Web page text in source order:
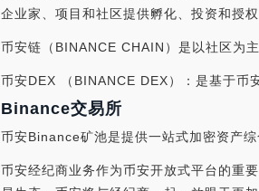
企业家、项目和社区提供孵化、投资和授权
币安链（BINANCE CHAIN）是以社区为
币安DEX （BINANCE DEX）：是基于币
Binance交易所
币安Binance矿池是提供一站式加密资产
币安经纪商业务作为币安开放式平台的重